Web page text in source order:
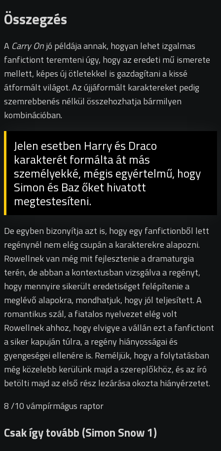
Összegzés
A Carry Onjó példája annak, hogyan lehet izgalmas
fanfictiont teremteni úgy, hogy az eredeti mű ismerete
mellett, képes új ötletekkel is gazdagítani a kissé
átformált világot. Az újjáformált karaktereket pedig
szemrebbenés nélkül összehozhatja bármilyen
kombinációban.
Jelen esetben Harry és Draco
karakterét formálta át más
személyekké, mégis egyértelmű, hogy
Simon és Baz őket hivatott
megtestesíteni.
De egyben bizonyítja azt is, hogy egy fanfictionből lett
regénynél nem elég csupán a karakterekre alapozni.
Rowellnek van még mit fejlesztenie a dramaturgia
terén, de abban a kontextusban vizsgálva a regényt,
hogy mennyire sikerült eredetiséget felépítenie a
meglévő alapokra, mondhatjuk, hogy jól teljesített. A
romantikus szál, a fiatalos nyelvezet elég volt
Rowellnek ahhoz, hogy elvigye a vállán ezt a fanfictiont
a siker kapuján túlra, a regény hiányosságai és
gyengeségei ellenére is. Reméljük, hogy a folytatásban
még közelebb kerülünk majd a szereplőkhöz, és az író
betölti majd az első rész lezárása okozta hiányérzetet.
8/10vámpírmágus raptor
Csak így tovább (Simon Snow 1)